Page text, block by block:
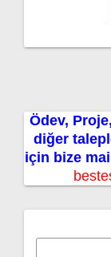
Ödev,
diğer
için bize